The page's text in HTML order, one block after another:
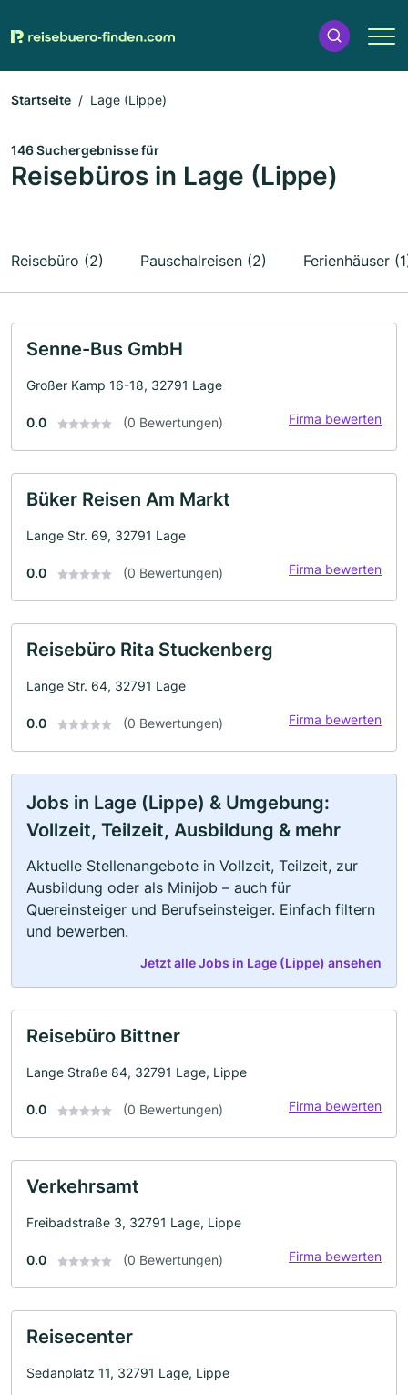
Startseite Lage (Lippe)
146 Suchergebnisse für
Reisebüros in Lage (Lippe)
Reisebüro (2) Pauschalreisen (2) Ferienhäuser
Senne-Bus GmbH
Großer Kamp 16-18, 32791 Lage
0.0 (0 Bewertungen) Firma bewerten
Büker Reisen Am Markt
Lange Str. 69, 32791 Lage
0.0 (0 Bewertungen) Firma bewerten
Reisebüro Rita Stuckenberg
Lange Str. 64, 32791 Lage
0.0 (0 Bewertungen) Firma bewerten
Jobs in Lage (Lippe) & Umgebung:
Vollzeit, Teilzeit, Ausbildung & mehr
Aktuelle Stellenangebote in Vollzeit, Teilzeit, zur
Ausbildung oder als Minijob – auch für
Quereinsteiger und Berufseinsteiger. Einfach filtern
und bewerben.
Jetzt alle Jobs in Lage (Lippe) ansehen
Reisebüro Bittner
Lange Straße 84, 32791 Lage, Lippe
0.0 (0 Bewertungen) Firma bewerten
Verkehrsamt
Freibadstraße 3, 32791 Lage, Lippe
0.0 (0 Bewertungen) Firma bewerten
Reisecenter
Sedanplatz 11, 32791 Lage, Lippe